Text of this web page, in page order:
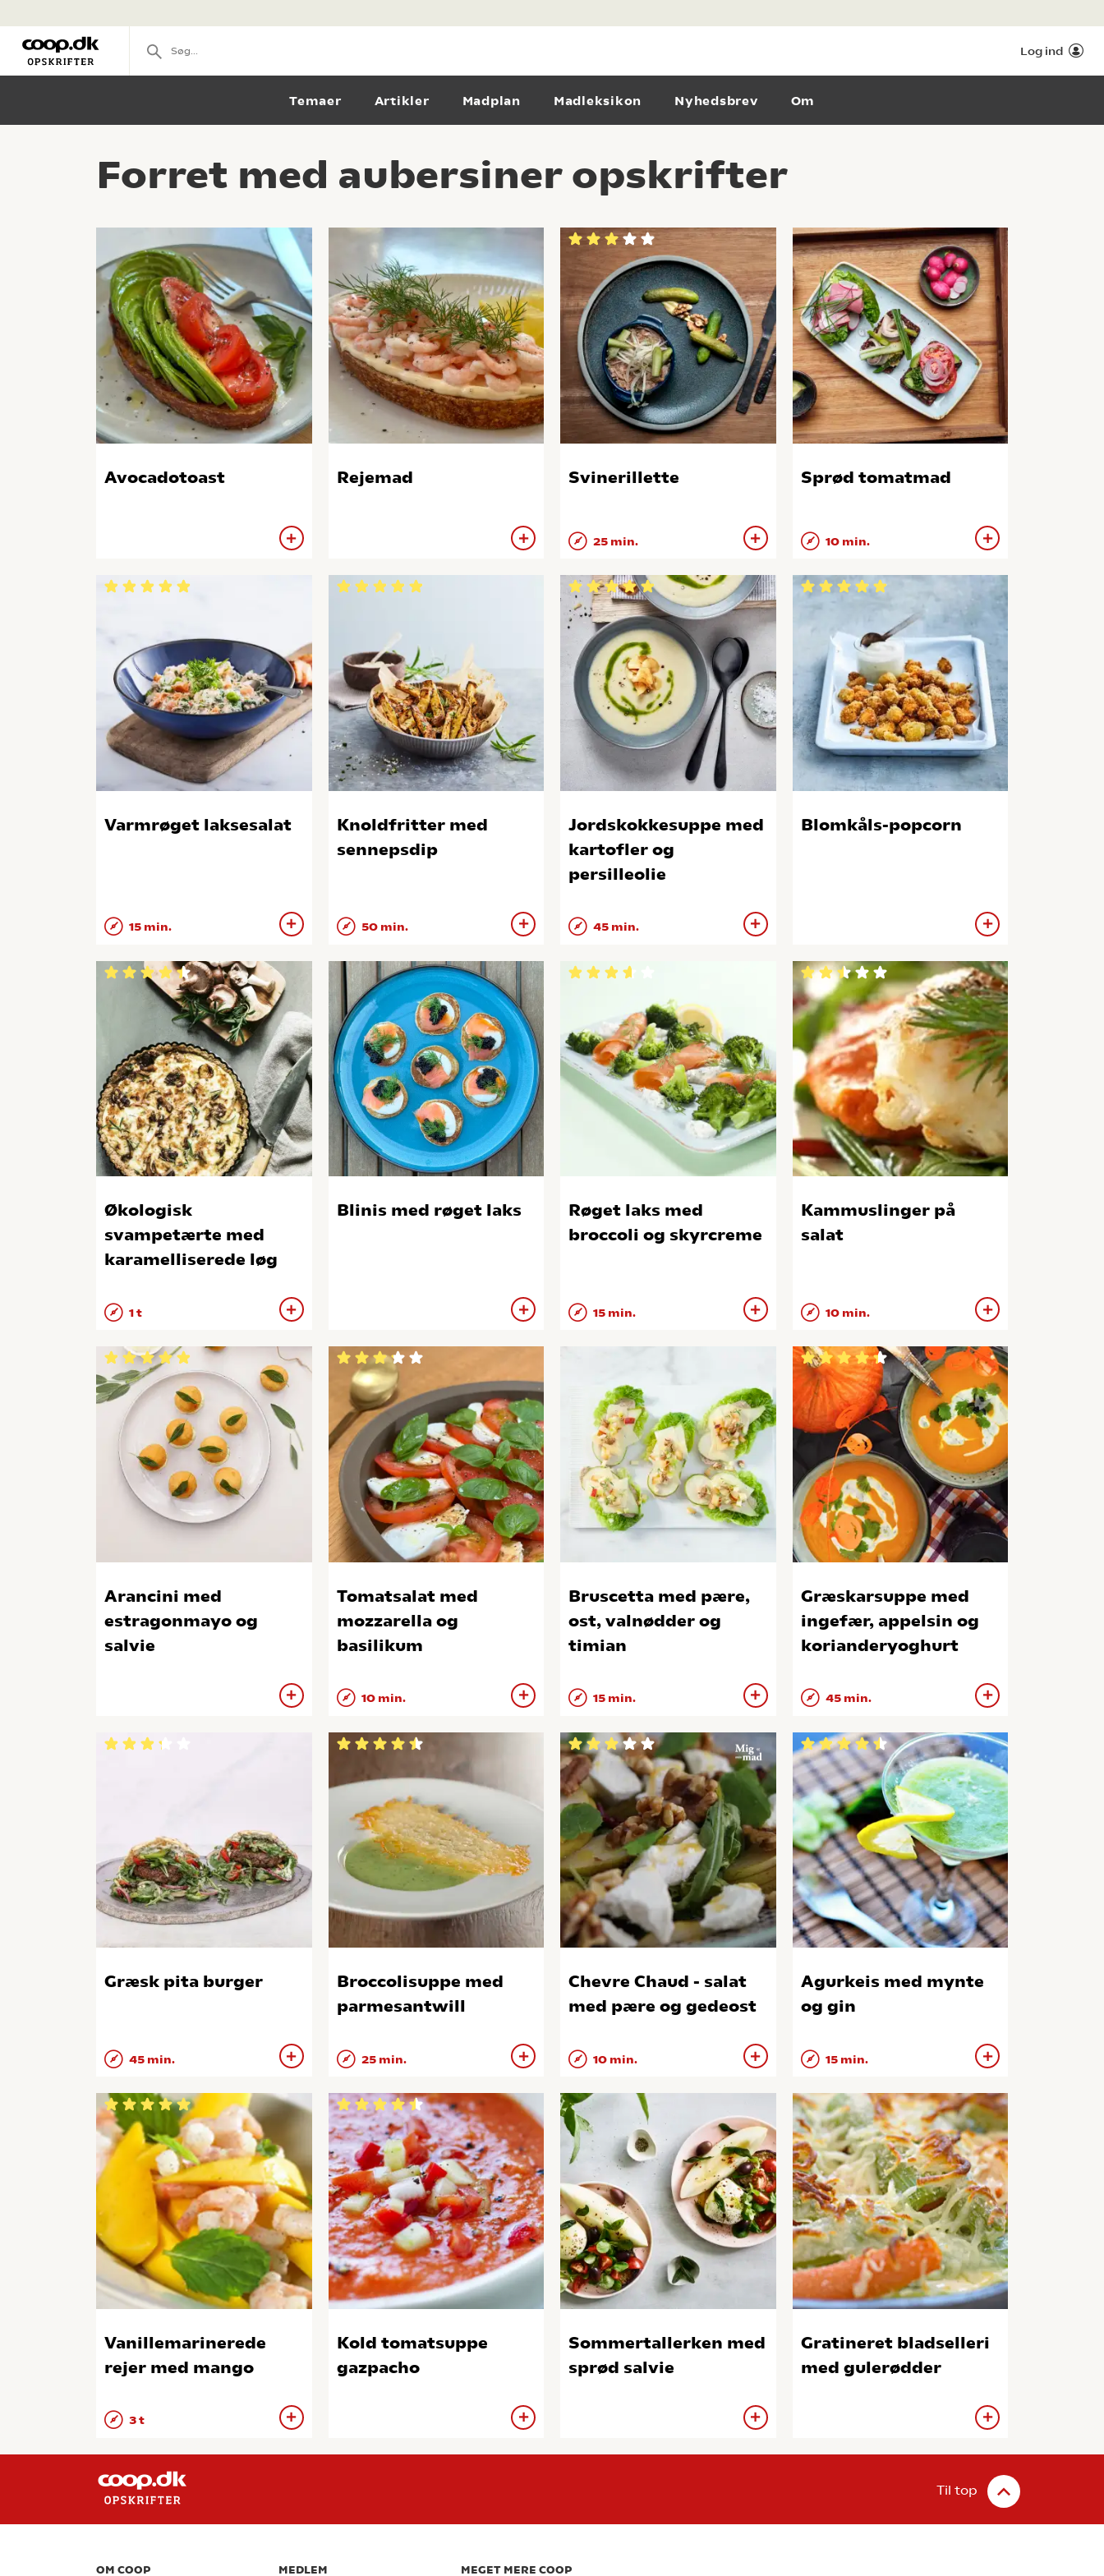
Log ind
Temaer Artikler Madplan Madleksikon Nyhedsbrev Om
Forret med aubersiner opskrifter
Avocadotoast Rejemad Svinerillette
25 min.
Sprød tomatmad
10 min.
Varmrøget laksesalat
15 min.
Knoldfritter med
sennepsdip
50 min.
Jordskokkesuppe med
kartofler og
persilleolie
45 min.
Blomkåls-popcorn
Økologisk
svampetærte med
karamelliserede løg
1 t
Blinis med røget laks
Røget laks med
broccoli og skyrcreme
15 min.
Kammuslinger på
salat
10 min.
Arancini med
estragonmayo og
salvie
Tomatsalat med
mozzarella og
basilikum
10 min.
Bruscetta med pære,
ost, valnødder og
timian
15 min.
Græskarsuppe med
ingefær, appelsin og
korianderyoghurt
45 min.
Græsk pita burger
45 min.
Broccolisuppe med
parmesantwill
25 min.
Chevre Chaud - salat
med pære og gedeost
10 min.
Agurkeis med mynte
og gin
15 min.
Vanillemarinerede
rejer med mango
3 t
Kold tomatsuppe
gazpacho
Sommertallerken med
sprød salvie
Gratineret bladselleri
med gulerødder
Til top
OM COOP MEDLEM MEGET MERE COOP